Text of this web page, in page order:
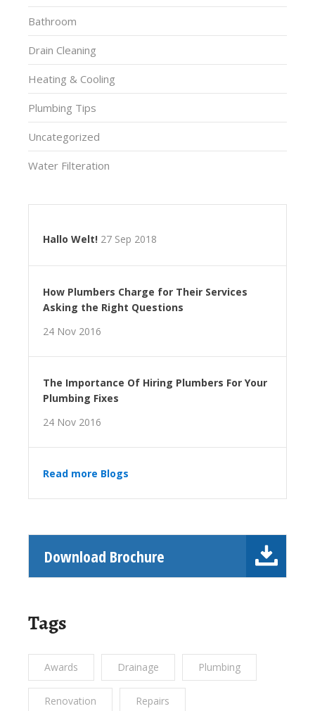
Bathroom
Drain Cleaning
Heating & Cooling
Plumbing Tips
Uncategorized
Water Filteration
Hallo Welt! 27 Sep 2018
How Plumbers Charge for Their Services
Asking the Right Questions
24 Nov 2016
The Importance Of Hiring Plumbers For Your
Plumbing Fixes
24 Nov 2016
Read more Blogs
Download Brochure
Tags
Awards Drainage Plumbing
Renovation Repairs